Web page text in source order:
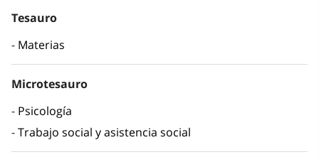
Tesauro
Materias
Microtesauro
Psicología
Trabajo social y asistencia social